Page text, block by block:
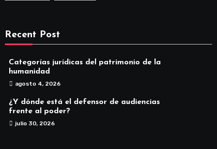
Recent Post
Categorías jurídicas del patrimonio de la
humanidad
agosto 4, 2026
¿Y dónde está el defensor de audiencias
frente al poder?
julio 30, 2026